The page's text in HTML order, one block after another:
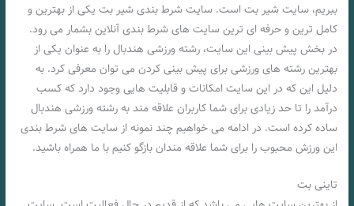
ببریم، سایت شیر بت است. سایت شرط بندی شیر بت یکی از بهترین و
کامل ترین و حرفه ای ترین سایت های شرط بندی آنلاین بشمار می رود.
در بخش پیش بینی این سایت، رشته ورزشی هندبال را به عنوان یکی از
بهترین رشته های ورزشی برای پیش بینی کردن می توان معرفی کرد. به
دلیل این که در این سایت امکانات و قابلیت هایی وجود دارد که کسب
درآمد را تا حد زیادی برای شما کاربران علاقه مند به رشته ورزشی هندبال
ساده کرده است. در ادامه می خواهیم چند نمونه از سایت های شرط بندی
این ورزش محبوب را برای شما علاقه مندان بازگو کنیم با ما همراه باشید.
تاینی بت